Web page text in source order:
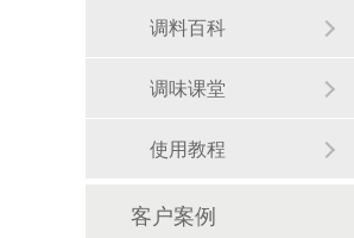
调料百科
调味课堂
使用教程
客户案例